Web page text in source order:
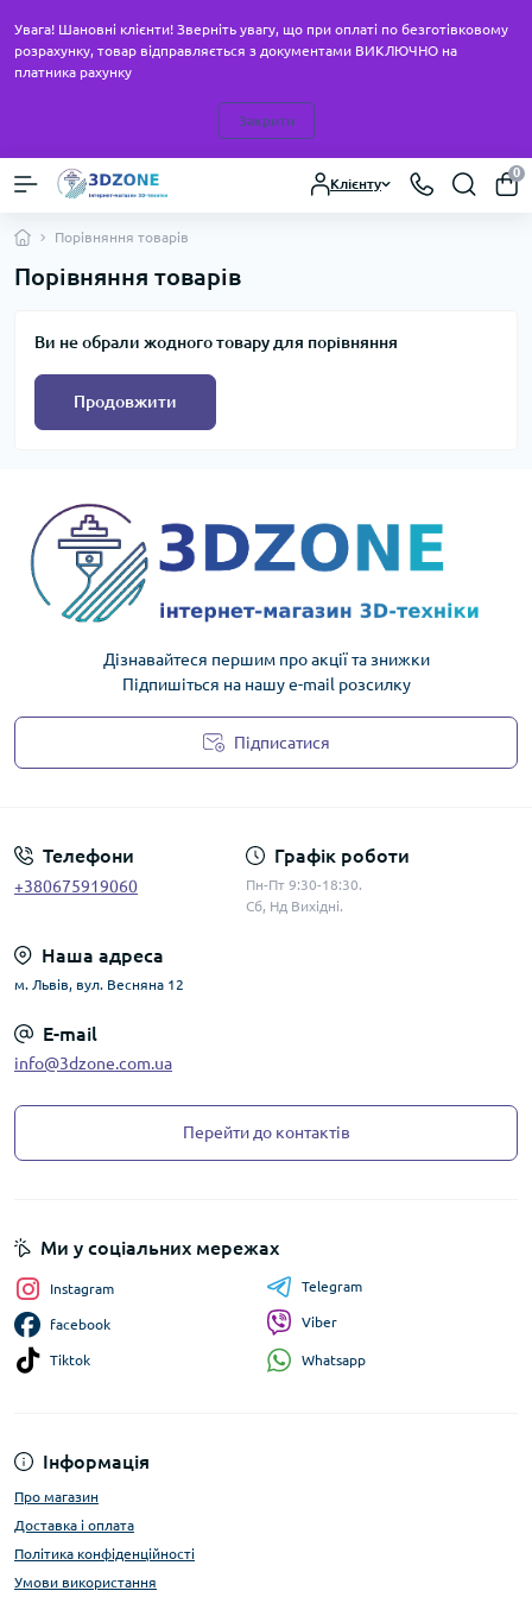
Увага! Шановні клієнти! Зверніть увагу, що при оплаті по безготівковому
розрахунку, товар відправляється з документами ВИКЛЮЧНО на
платника рахунку
Закрити
Клієнту
0
Порівняння товарів
Порівняння товарів
Ви не обрали жодного товару для порівняння
Продовжити
Дізнавайтеся першим про акції та знижки
Підпишіться на нашу e-mail розсилку
Підписатися
Телефони
+380675919060
Графік роботи
Пн-Пт 9:30-18:30.
Сб, Нд Вихідні.
Наша адреса
м. Львів, вул. Весняна 12
E-mail
info@3dzone.com.ua
Перейти до контактів
Інформація
Про магазин
Доставка і оплата
Політика конфіденційності
Умови використання
Ми у соціальних мережах
Instagram
facebook
Tiktok
Telegram
Viber
Whatsapp